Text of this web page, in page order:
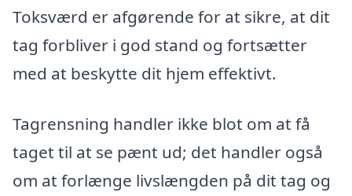
Toksværd er afgørende for at sikre, at dit
tag forbliver i god stand og fortsætter
med at beskytte dit hjem effektivt.
Tagrensning handler ikke blot om at få
taget til at se pænt ud; det handler også
om at forlænge livslængden på dit tag og